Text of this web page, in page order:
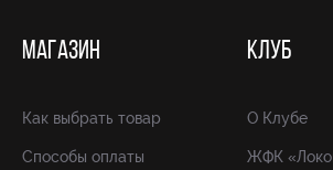
МАГАЗИН
Как выбрать товар
Способы оплаты
КЛУБ
О Клубе
ЖФК